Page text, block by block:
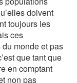
doivent
toujours les
ces
monde et pas
que tant que
en comptant
non pas